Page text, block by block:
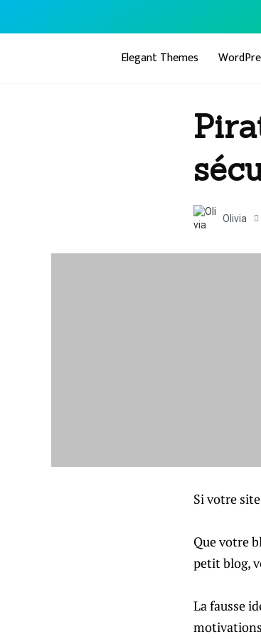
Elegant Themes
Olivia
Si votre
Que votre
petit blog,
La fausse